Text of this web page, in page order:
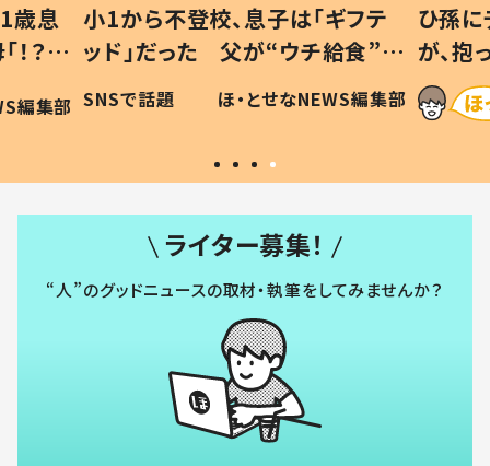
歳息
？」
編集部
小1から不登校、息子は「ギフテ
ッド」だった 父が“ウチ給食”を
作り続ける理由とは #令和の親
#令和の子
SNSで話題 ほ・とせなNEWS編集部
ひ孫
が、
「涙が
い」
ライター募集！
“人”のグッドニュースの取材・執筆をしてみませんか？